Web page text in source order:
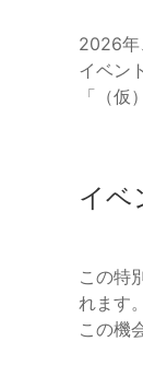
2026年
イベン
「（
イベ
この特
れます
この機